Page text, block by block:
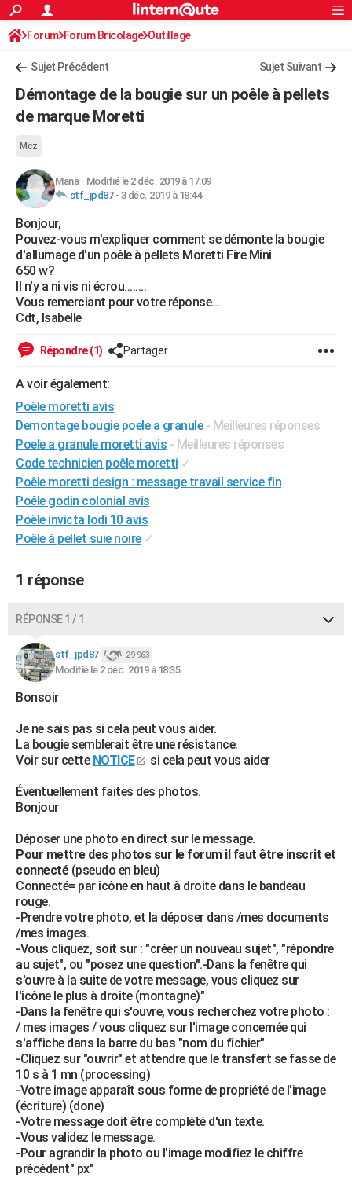
ACTUALITÉS
Politique
Société
Faits Divers
Education
Monde
Villes
+
Programme TV
TNTStreaming
Cinéma
Sorties cinéma
Musique
FINANCE
Retraite
Impôts
Epargne
Immobilier
Risques naturels par ville
Banque
Assurance
Crédit
AUTO
Essais
Réserver un essai
Citadines
Berlines
SUV
Forum auto
HIGH-TECH
Mobiles
Meilleur smartphone
Internet
Ordinateurs
Jeux vidéo
Guide high-tech
BRICOLAGE
Forum
Aménagement intérieur
Extérieur
Cuisine
Salle de bains
Jardinage
Rangement
WEEK-END
Guides de France
Escapades
Patrimoine
Expositions
Musées
Week-end nature
+LIFESTYLE
Art de vivre
Bien-être
Loisirs
Mode
Modes de vie
SANTE
VOYAGE
GUIDES D'ACHAT
BONS PLANS
CARTE DE VOEUX
Carte de Noël
Carte Bonne année
Carte Saint-Valentin
Carte Pâques
Carte d'anniversaire
DICTIONNAIRE
Dictionnaire
Biographies
Citations
Expressions
Proverbes
S'inscrire
Se connecter
Lycées
Collèges
Primaires
Universités
Entreprises
Service militaire
Avis de recherche
FORUM
Bricolage
Lifestyle
Culture
Sport
Auto
Television
Voyage
Cinema
S'inscrire
Connexion
Forum Forum Bricolage Outillage
Sujet Précédent Sujet Suivant
Démontage de la bougie sur un poêle à pellets
de marque Moretti
Mcz
Mana- Modifié le 2 déc. 2019 à 17:09
stf_jpd87- 3 déc. 2019 à 18:44
Bonjour,
Pouvez-vous m'expliquer comment se démonte la bougie
d'allumage d'un poêle à pellets Moretti Fire Mini
650 w?
Il n'y a ni vis ni écrou........
Vous remerciant pour votre réponse...
Cdt, Isabelle
Répondre (1) Partager
A voir également:
Poêle moretti avis
Demontage bougie poele a granule - Meilleures réponses
Poele a granule moretti avis - Meilleures réponses
Code technicien poêle moretti ✓
Poêle moretti design : message travail service fin
Poêle godin colonial avis
Poêle invicta lodi 10 avis
Poêle à pellet suie noire ✓
1 réponse
RÉPONSE 1 / 1
stf_jpd87 29 963
Modifié le 2 déc. 2019 à 18:35
Bonsoir
Je ne sais pas si cela peut vous aider.
La bougie semblerait être une résistance.
Voir sur cette NOTICE si cela peut vous aider
Éventuellement faites des photos.
Bonjour
Déposer une photo en direct sur le message.
Pour mettre des photos sur le forum il faut être inscrit et
connecté (pseudo en bleu)
Connecté= par icône en haut à droite dans le bandeau
rouge.
-Prendre votre photo, et la déposer dans /mes documents
/mes images.
-Vous cliquez, soit sur : "créer un nouveau sujet", "répondre
au sujet", ou "posez une question".-Dans la fenêtre qui
s'ouvre à la suite de votre message, vous cliquez sur
l'icône le plus à droite (montagne)"
-Dans la fenêtre qui s'ouvre, vous recherchez votre photo :
/ mes images / vous cliquez sur l'image concernée qui
s'affiche dans la barre du bas "nom du fichier"
-Cliquez sur "ouvrir" et attendre que le transfert se fasse de
10 s à 1 mn (processing)
-Votre image apparaît sous forme de propriété de l'image
(écriture) (done)
-Votre message doit être complété d'un texte.
-Vous validez le message.
-Pour agrandir la photo ou l'image modifiez le chiffre
précédent" px"